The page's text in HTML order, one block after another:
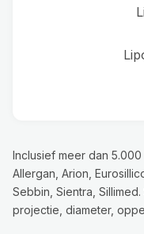
Inclusief meer dan
Allergan, Arion,
Sebbin, Sientra,
projectie, diameter,